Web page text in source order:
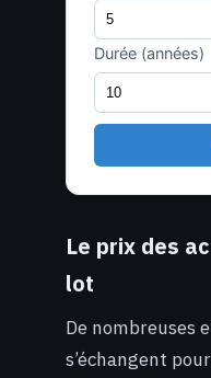
Durée (années)
Le prix des
lot
De nombreuses
s’échangent